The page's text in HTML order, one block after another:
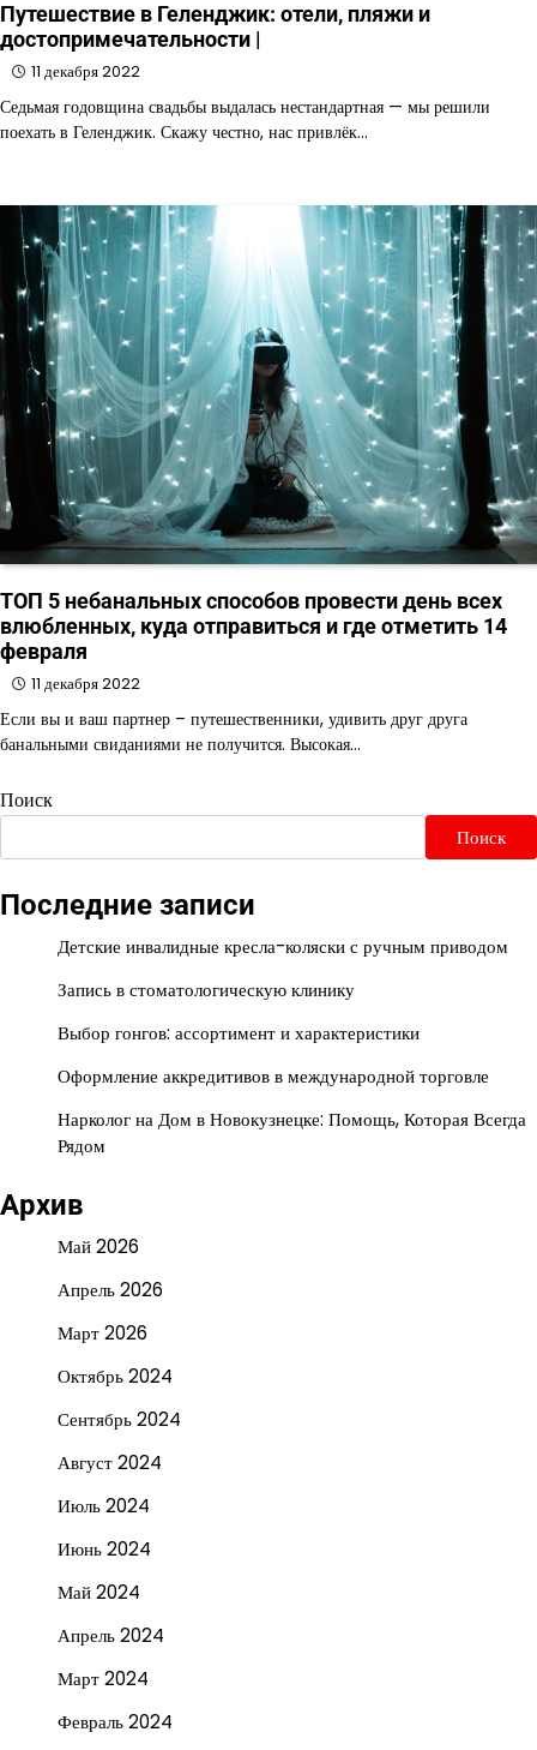
Путешествие в Геленджик: отели, пляжи и
достопримечательности |
11 декабря 2022
Седьмая годовщина свадьбы выдалась нестандартная — мы решили
поехать в Геленджик. Скажу честно, нас привлёк…
ТОП 5 небанальных способов провести день всех
влюбленных, куда отправиться и где отметить 14
февраля
11 декабря 2022
Если вы и ваш партнер – путешественники, удивить друг друга
банальными свиданиями не получится. Высокая…
Поиск
Поиск
Последние записи
Детские инвалидные кресла-коляски с ручным приводом
Запись в стоматологическую клинику
Выбор гонгов: ассортимент и характеристики
Оформление аккредитивов в международной торговле
Нарколог на Дом в Новокузнецке: Помощь, Которая Всегда
Рядом
Архив
Май 2026
Апрель 2026
Март 2026
Октябрь 2024
Сентябрь 2024
Август 2024
Июль 2024
Июнь 2024
Май 2024
Апрель 2024
Март 2024
Февраль 2024